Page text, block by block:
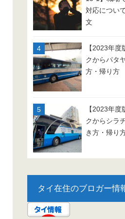
対応につい
文
【2023年度
クからパタ
方・帰り方
【2023年度
クからシラ
き方・帰り
タイ在住のブロガー情